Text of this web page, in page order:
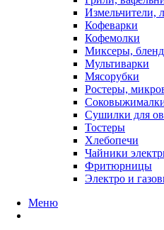
Измельчители,
Кофеварки
Кофемолки
Миксеры,
Мультиварки
Мясорубки
Ростеры,
Сушилки для
Тостеры
Хлебопечи
Чайники
Фритюрницы
Электро и
Меню